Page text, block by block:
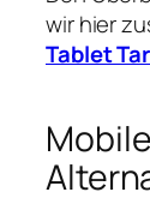
wir hier
Tablet